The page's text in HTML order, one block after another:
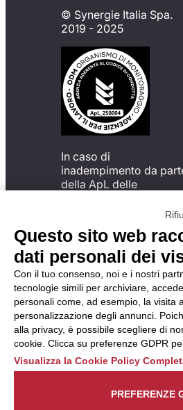
© Synergie Italia Spa.
2019 - 2025
In caso di
inadempimento da
della ApL delle
del Codice di
possibile presentare un
reclamo
all’Organismo di
Monitoraggio utilizzando
una delle modalità
descritte al seguente
indirizzo web
https://odm-
agenzielavoro.it/
Questo sito web
dati personali dei
Con il tuo consenso, noi e i nostri
tecnologie simili per archiviare,
personali come, ad esempio, la visita
personalizzazione degli annunci.
alla privacy, è possibile scegliere di
cookie. Clicca su preferenze GDPR
Visualizza la Cookie Policy
PREFERENZE